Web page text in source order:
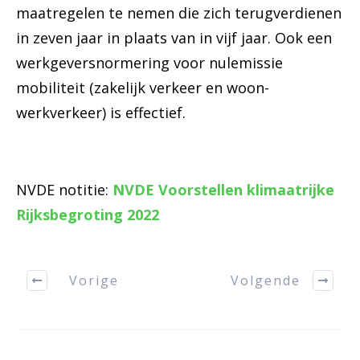
maatregelen te nemen die zich terugverdienen
in zeven jaar in plaats van in vijf jaar. Ook een
werkgeversnormering voor nulemissie
mobiliteit (zakelijk verkeer en woon-
werkverkeer) is effectief.
NVDE notitie: NVDE Voorstellen klimaatrijke
Rijksbegroting 2022
Vorige Volgende